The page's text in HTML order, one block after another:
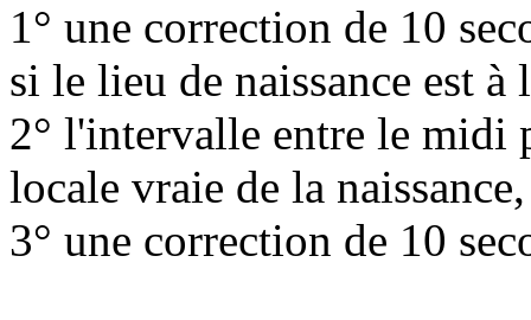
1° une correction de 10
si le lieu de naissance est
2° l'intervalle entre le midi
locale vraie de la naissance,
3° une correction de 10